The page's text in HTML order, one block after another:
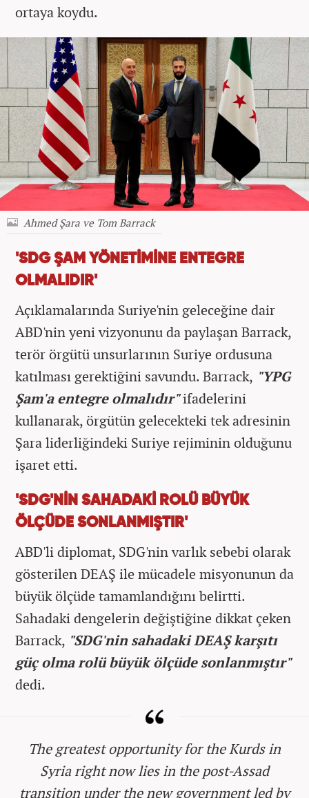
ortaya koydu.
Ahmed Şara ve Tom Barrack
'SDG ŞAM YÖNETİMİNE ENTEGRE
OLMALIDIR'
Açıklamalarında Suriye'nin geleceğine dair
ABD'nin yeni vizyonunu da paylaşan Barrack,
terör örgütü unsurlarının Suriye ordusuna
katılması gerektiğini savundu. Barrack, "YPG
Şam'a entegre olmalıdır"ifadelerini
kullanarak, örgütün gelecekteki tek adresinin
Şara liderliğindeki Suriye rejiminin olduğunu
işaret etti.
'SDG'NİN SAHADAKİ ROLÜ BÜYÜK
ÖLÇÜDE SONLANMIŞTIR'
ABD'li diplomat, SDG'nin varlık sebebi olarak
gösterilen DEAŞ ile mücadele misyonunun da
büyük ölçüde tamamlandığını belirtti.
Sahadaki dengelerin değiştiğine dikkat çeken
Barrack, "SDG'nin sahadaki DEAŞ karşıtı
güç olma rolü büyük ölçüde sonlanmıştır"
dedi.
The greatest opportunity for the Kurds in
Syria right now lies in the post-Assad
transition under the new government led by